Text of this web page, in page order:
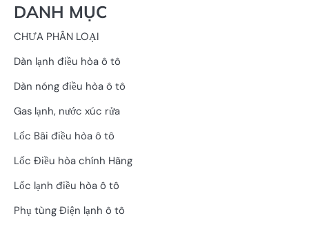
DANH MỤC
CHƯA PHÂN LOẠI
Dàn lạnh điều hòa ô tô
Dàn nóng điều hòa ô tô
Gas lạnh, nước xúc rửa
Lốc Bãi điều hòa ô tô
Lốc Điều hòa chính Hãng
Lốc lạnh điều hòa ô tô
Phụ tùng Điện lạnh ô tô